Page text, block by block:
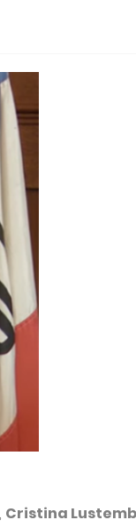
Cristina